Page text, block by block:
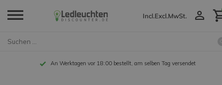
Incl.Excl.MwSt.
An Werktagen vor 18:00 bestellt, am selben Tag versendet